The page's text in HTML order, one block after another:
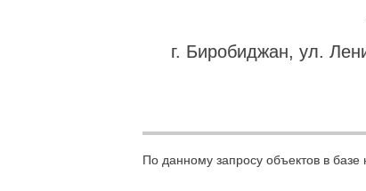
г. Биробиджан, ул.
По данному запросу объектов в базе